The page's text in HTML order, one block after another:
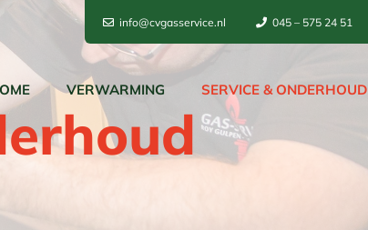
info@cvgasservice.nl 045 – 575 24 51
VERWARMING SERVICE & ONDERHOUD